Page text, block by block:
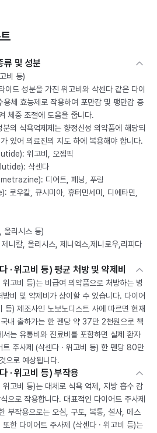
류 및 성분
비 등)
이드 성분을 가진 위고비와 삭센다 같은 다이
체 효능제로 작용하여 포만감 및 팽만감 증
체중 조절에 도움을 줍니다.
의 식욕억제제는 향정신성 의약품에 해당되
있어 의료진의 지도 하에 복용해야 합니다.
위고비, 오젬픽
삭센다
디어트, 페닝, 푸링
우칼, 큐시미아, 휴터민세미, 디에타민,
올리시스 등)
니칼, 올리시스, 제니엑스,제니로우,리피다
· 위고비 등) 평균 처방 및 약제비
위고비 등)는 비급여 의약품으로 처방하는 병
비 및 약제비가 상이할 수 있습니다. 다이어
등) 제조사인 노보노디스트 사에 따르면 현재
내 출하가는 한 펜당 약 37만 2천원으로 책
는 유통비와 진료비를 포함하면 실제 환자
트 주사제 (삭센다 · 위고비 등) 한 펜당 80만
으로 예상됩니다.
· 위고비 등) 부작용
위고비 등)는 대체로 식욕 억제, 지방 흡수 감
으로 작용합니다. 대표적인 다이어트 주사제
부작용으로는 오심, 구토, 복통, 설사, 메스
한 다이어트 주사제 (삭센다 · 위고비 등)는